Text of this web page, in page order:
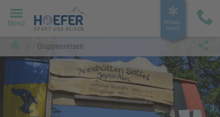
Menü
Winter­
reisen
Gruppenreisen